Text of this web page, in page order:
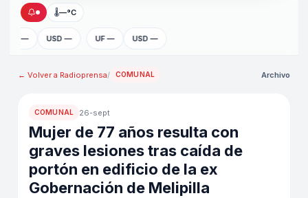
🌡—°C
UF — USD — UF — USD —
← Volver a Radioprensa/ COMUNAL Archivo
COMUNAL 26-sept
Mujer de 77 años resulta con
graves lesiones tras caída de
portón en edificio de la ex
Gobernación de Melipilla